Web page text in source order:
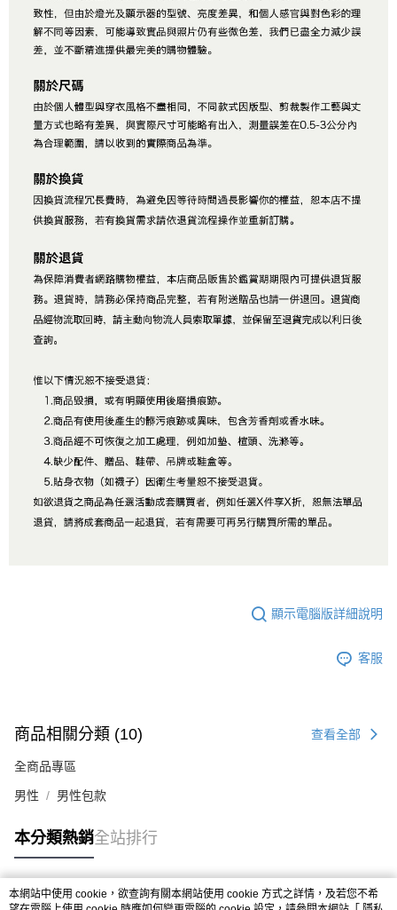
顯示電腦版詳細說明
客服
商品相關分類 (10) 查看全部
全商品專區
男性 男性包款
本分類熱銷全站排行
本網站中使用 cookie，欲查詢有關本網站使用 cookie 方式之詳情，及若您不希